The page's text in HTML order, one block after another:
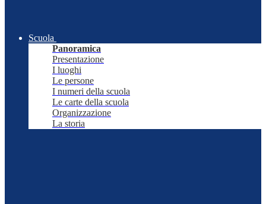
Scuola
Panoramica
Presentazione
I luoghi
Le persone
I numeri della scuola
Le carte della scuola
Organizzazione
La storia